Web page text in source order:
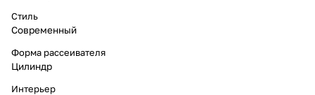
Стиль
Современный
Форма рассеивателя
Цилиндр
Интерьер